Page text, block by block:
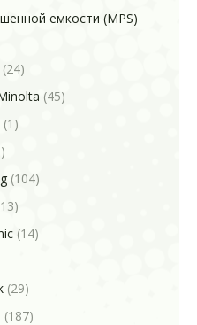
емкости (MPS)
(24)
(45)
(1)
(104)
(14)
(29)
(187)